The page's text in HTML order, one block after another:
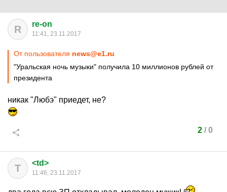
R re-on
11:41, 23.11.2017
От пользователя news@e1.ru
"Уральская ночь музыки" получила 10 миллионов рублей от
президента
никак "Любэ" приедет, не?
2/ 0
T <td>
11:46, 23.11.2017